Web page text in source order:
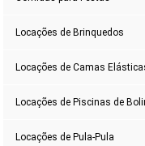
Locações de Brinquedos
Locações de Camas
Locações de Piscinas de
Locações de Pula-Pula